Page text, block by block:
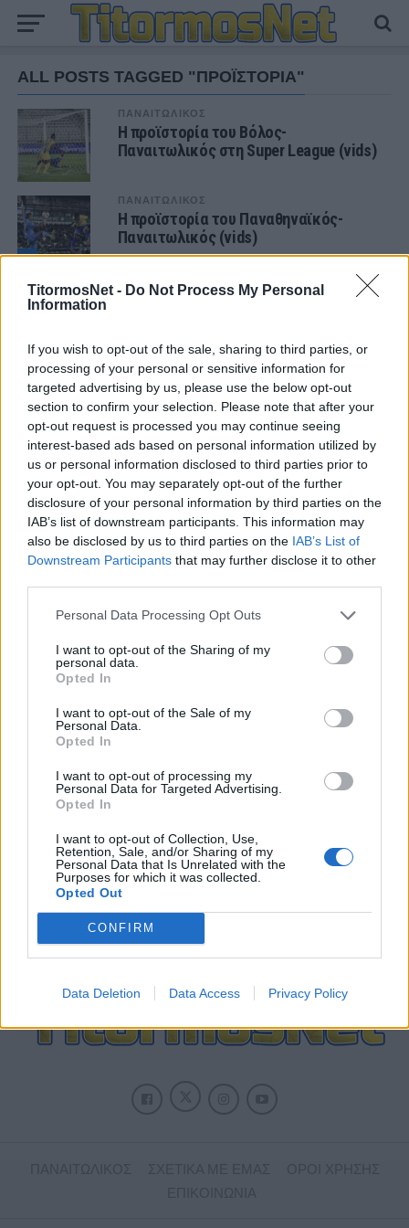
TitormosNet - Do Not Process My Personal
Information
If you wish to opt-out of the sale, sharing to third parties, or
processing of your personal or sensitive information for
targeted advertising by us, please use the below opt-out
section to confirm your selection. Please note that after your
opt-out request is processed you may continue seeing
interest-based ads based on personal information utilized by
us or personal information disclosed to third parties prior to
your opt-out. You may separately opt-out of the further
disclosure of your personal information by third parties on the
IAB’s list of downstream participants. This information may
also be disclosed by us to third parties on the IAB’s List of
Downstream Participants that may further disclose it to other
Personal Data Processing Opt Outs
I want to opt-out of the Sharing of my
personal data.
Opted In
I want to opt-out of the Sale of my
Personal Data.
Opted In
I want to opt-out of processing my
Personal Data for Targeted Advertising.
Opted In
I want to opt-out of Collection, Use,
Retention, Sale, and/or Sharing of my
Personal Data that Is Unrelated with the
Purposes for which it was collected.
Opted Out
CONFIRM
Data Deletion Data Access Privacy Policy
ALL POSTS TAGGED "ΠΡΟΪΣΤΟΡΙΑ"
ΠΑΝΑΙΤΩΛΙΚΟΣ
Η προϊστορία του Βόλος-
Παναιτωλικός στη Super League (vids)
ΠΑΝΑΙΤΩΛΙΚΟΣ
Η προϊστορία του Παναθηναϊκός-
Παναιτωλικός (vids)
ΠΑΝΑΙΤΩΛΙΚΟΣ
MORE POSTS
ΝΕΑ
ΠΑΝΑΙΤΩΛΙΚΟΣ
Πάτησαν γήπεδο Νακάμπα-Τζενεπό
(φωτο)
ΕΡΑΣΙΤΕΧΝΗΣ
Πόλο: «Άρωμα» από Α1 με Τουρκομένη ο
Παναιτωλικός
ΠΑΝΑΙΤΩΛΙΚΟΣ
κεκλεισμένων των θυρών
Ο Ερασιτέχνης για την αιφνίδια απώλεια
του Δημήτρη Καρατσώρη
ΠΑΝΑΙΤΩΛΙΚΟΣ
Ξεχώρισε και άρεσε η παρουσίαση
Νακάμπα-Τζενεπό